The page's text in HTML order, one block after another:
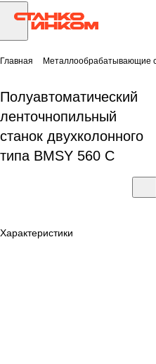
Главная Металлообрабатывающие
Полуавтоматический
ленточнопильный
станок двухколонного
типа BMSY 560 C
Характеристики